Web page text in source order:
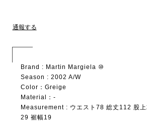
通報する
Brand : Martin Margiela ⑩
Season : 2002 A/W
Color：Greige
Material：-
Measurement : ウエスト78 総丈112 股
29 裾幅19